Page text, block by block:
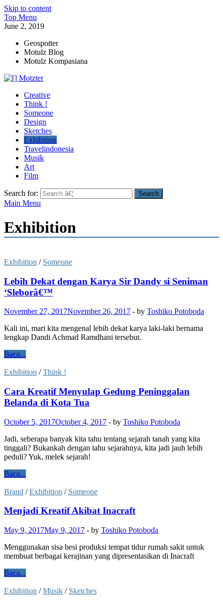
Skip to content
Top Menu
June 2, 2019
Geospotter
Motulz Blog
Motulz Kompasiana
[] Motzter
Cerita Ide Kreatif
Creative
Think !
Someone
Design
Sketches
Exhibition
Travelindonesia
Musik
Art
Film
Search for:
Main Menu
Exhibition
Exhibition / Someone
Lebih Dekat dengan Karya Sir Dandy si Seniman
‘Sleborâ€™
November 27, 2017November 26, 2017 - by Toshiko Potoboda
Kali ini, mari kita mengenal lebih dekat karya laki-laki bernama
lengkap Dandi Achmad Ramdhani tersebut.
Baca...
Exhibition /Think !
Cara Kreatif Menyulap Gedung Peninggalan
Belanda di Kota Tua
October 5, 2017October 4, 2017 - by Toshiko Potoboda
Jadi, seberapa banyak kita tahu tentang sejarah tanah yang kita
tinggali? Bukankah dengan tahu sejarahnya, kita jadi jauh lebih
peduli? Yuk, melek sejarah!
Baca...
Brand /Exhibition / Someone
Menjadi Kreatif Akibat Inacraft
May 9, 2017May 9, 2017 - by Toshiko Potoboda
Menggunakan sisa besi produksi tempat tidur rumah sakit untuk
membuat berbagai kerajinan yang dipresentasikan di Inacraft
Baca...
Exhibition /Musik / Sketches